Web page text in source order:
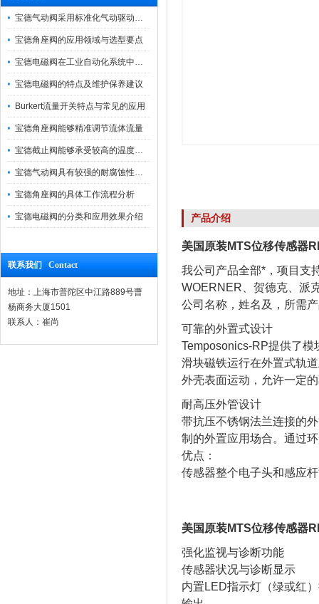
宝德气动阀采用标准化气动驱动设计，可匹配各类工业气源工况
宝德角座阀的应用领域与选型要点
宝德电磁阀在工业自动化系统中的作用
宝德电磁阀的特点及维护保养建议
Burkert流量开关特点与常见的应用
宝德角座阀能够精准调节流体流量
宝德截止阀能够承受较高的温度和压力
宝德气动阀具有较强的耐腐蚀性和抗震性
宝德角座阀的具体工作流程分析
宝德电磁阀的分类和应用效果介绍
联系我们 Contact
地址：上海市普陀区中江路889号曹
杨商务大厦1501
联系人：崔尚
产品介绍
美国原装MTS位移传感器
我公司产品全部*，项目支
WOERNER、贺德克、派
公司名称，姓名及，所需
可靠的外置式设计
Temposonics-RP提供了
滑块磁铁运行在外置式轨
外壳表面运动，允许一定
耐高压外管设计
带抗压不锈钢法兰连接的
制的外置应用场合。通过
优点：
传感器整个电子头和感应
美国原装MTS位移传感器
强化监视与诊断功能
传感器状况与诊断显示
内置LED指示灯（绿或红